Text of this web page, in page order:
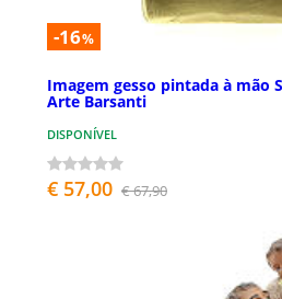
-16%
Imagem gesso pintada à mão
Arte Barsanti
DISPONÍVEL
€ 57,00 € 67,90